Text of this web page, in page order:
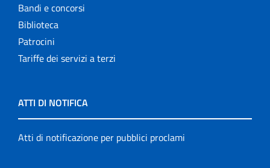
Bandi e concorsi
Biblioteca
Patrocini
Tariffe dei servizi a terzi
ATTI DI NOTIFICA
Atti di notificazione per pubblici proclami